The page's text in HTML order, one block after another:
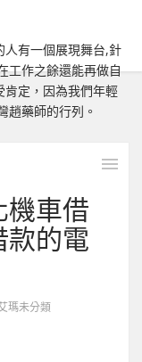
人有一個展現舞台,針
工作之餘還能再做自
肯定，因為我們年輕
趙藥師的行列。
機車借
款的電
瑪未分類